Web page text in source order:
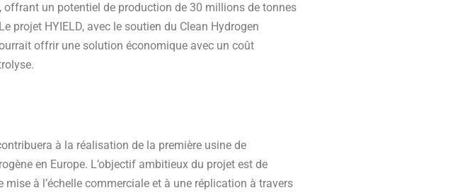
offrant un potentiel de production de 30 millions de tonnes
projet HYIELD, avec le soutien du Clean Hydrogen
offrir une solution économique avec un coût
à la réalisation de la première usine de
en Europe. L’objectif ambitieux du projet est de
à l’échelle commerciale et à une réplication à travers